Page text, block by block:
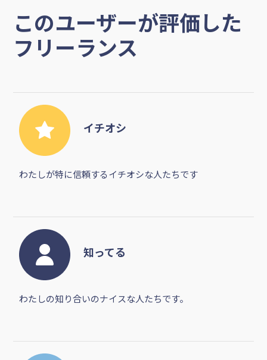
このユーザーが評価した
フリーランス
イチオシ
わたしが特に信頼するイチオシな人たちです
知ってる
わたしの知り合いのナイスな人たちです。